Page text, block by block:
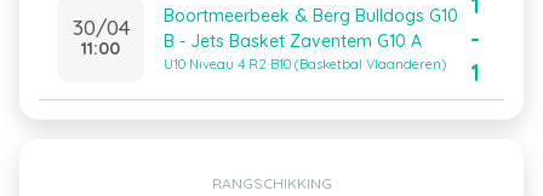
30/04
11:00
Boortmeerbeek & Berg Bulldogs G10
B - Jets Basket Zaventem G10 A
U10 Niveau 4 R2 B10 (Basketbal Vlaanderen)
-
1
RANGSCHIKKING